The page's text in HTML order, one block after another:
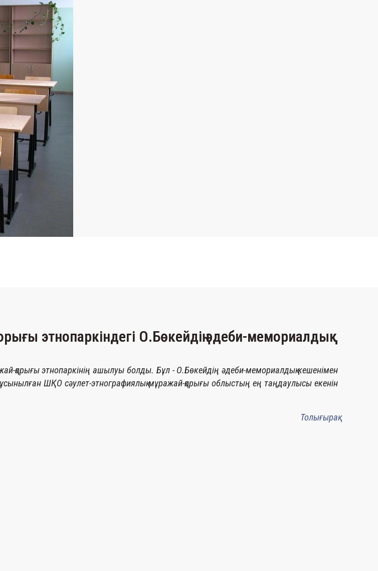
этнопаркіндегі О.Бөкейдің әдеби-мемориалдық
қорығы этнопаркінің ашылуы болды. Бұл - О.Бөкейдің әдеби-мемориалдық кешенімен
ШҚО сәулет-этнографиялық мұражай-қорығы облыстың ең таңдаулысы екенін
Толығырақ